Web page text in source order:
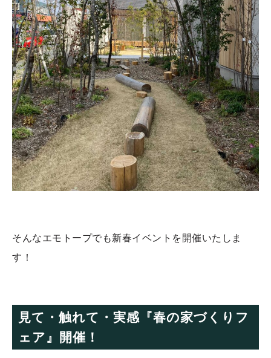
そんなエモトープでも新春イベントを開催いたしま
す！
見て・触れて・実感『春の家づくりフ
ェア』開催！